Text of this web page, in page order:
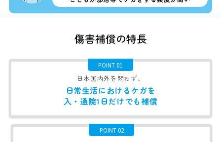
傷害補償の特長
POINT 01
日本国内外を問わず、
日常生活におけるケガを
入・通院1日だけでも補償
POINT 02